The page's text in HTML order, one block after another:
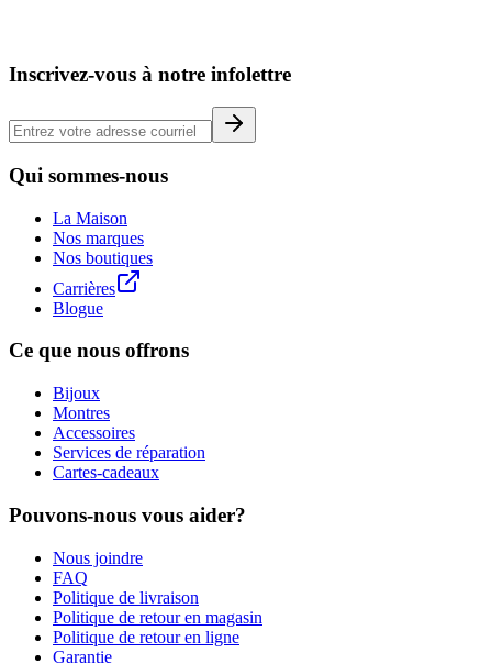
Inscrivez-vous à notre infolettre
Qui sommes-nous
La Maison
Nos marques
Nos boutiques
Carrières
Blogue
Ce que nous offrons
Bijoux
Montres
Accessoires
Services de réparation
Cartes-cadeaux
Pouvons-nous vous aider?
Nous joindre
FAQ
Politique de livraison
Politique de retour en magasin
Politique de retour en ligne
Garantie